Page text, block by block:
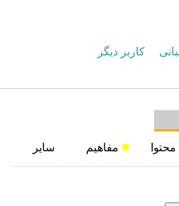
کاربر دیگر
محتوا مفاهیم سایر